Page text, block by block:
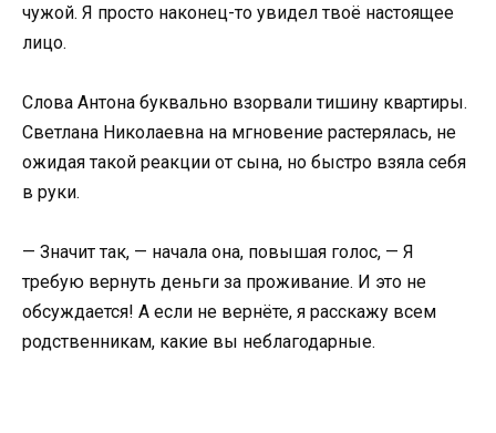
чужой. Я просто наконец-то увидел твоё настоящее
лицо.
Слова Антона буквально взорвали тишину квартиры.
Светлана Николаевна на мгновение растерялась, не
ожидая такой реакции от сына, но быстро взяла себя
в руки.
— Значит так, — начала она, повышая голос, — Я
требую вернуть деньги за проживание. И это не
обсуждается! А если не вернёте, я расскажу всем
родственникам, какие вы неблагодарные.